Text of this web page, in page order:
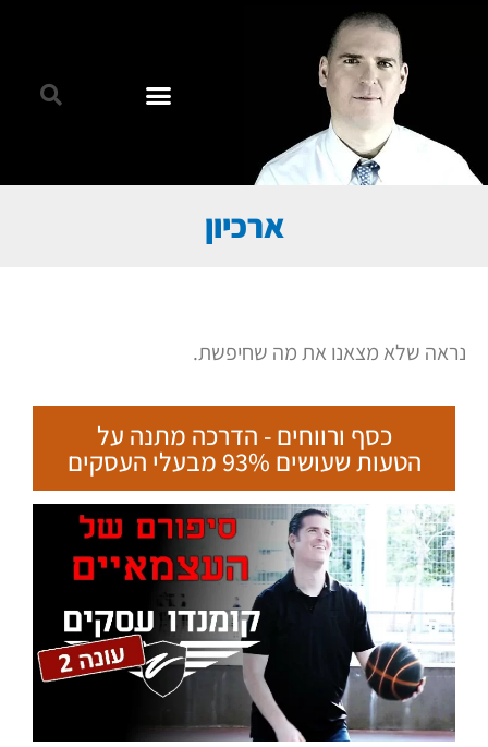
ארכיון
נראה שלא מצאנו את מה שחיפשת.
כסף ורווחים - הדרכה מתנה על
הטעות שעושים 93% מבעלי העסקים